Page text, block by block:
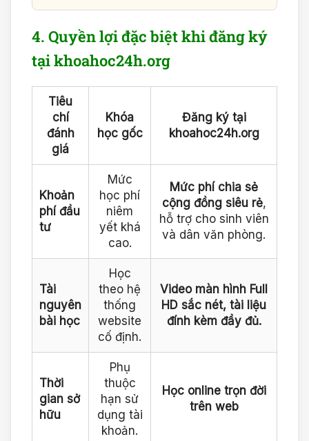
4. Quyền lợi đặc biệt khi đăng ký
tại khoahoc24h.org
Tiêu
chí
đánh
giá
Khóa
học gốc
Đăng ký tại
khoahoc24h.org
Khoản
phí đầu
tư
Mức
học phí
niêm
yết khá
cao.
Mức phí chia sẻ
cộng đồng siêu rẻ,
hỗ trợ cho sinh viên
và dân văn phòng.
Tài
nguyên
bài học
Học
theo hệ
thống
website
cố định.
Video màn hình Full
HD sắc nét, tài liệu
đính kèm đầy đủ.
Thời
gian sở
hữu
Phụ
thuộc
hạn sử
dụng tài
khoản.
Học online trọn đời
trên web